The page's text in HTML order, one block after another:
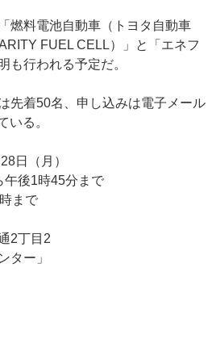
燃料電池自動車（トヨタ自動車
FUEL CELL）」と「エネフ
も行われる予定だ。
先着50名、申し込みは電子メール
いる。
日（月）
午後1時45分まで
まで
2丁目2
ター」